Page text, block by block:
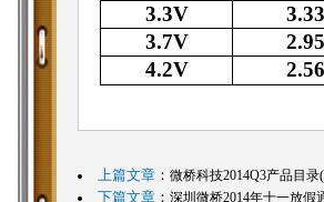
3.3V
3.7V
4.2V
上篇文章： 微桥科技2014Q3产品目录
下篇文章： 深圳微桥2014年十一放假